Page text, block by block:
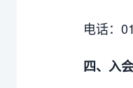
电话：
四、入